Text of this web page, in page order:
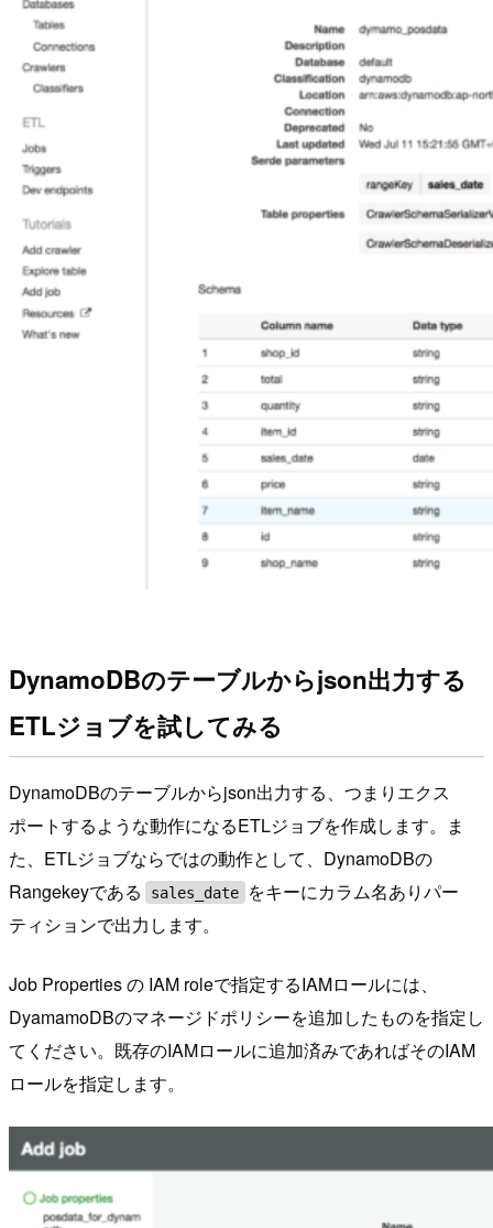
DynamoDBのテーブルからjson出力する
ETLジョブを試してみる
DynamoDBのテーブルからjson出力する、つまりエクス
ポートするような動作になるETLジョブを作成します。ま
た、ETLジョブならではの動作として、DynamoDBの
Rangekeyである
sales_date
をキーにカラム名ありパー
ティションで出力します。
Job Properties の IAM roleで指定するIAMロールには、
DyamamoDBのマネージドポリシーを追加したものを指定し
てください。既存のIAMロールに追加済みであればそのIAM
ロールを指定します。